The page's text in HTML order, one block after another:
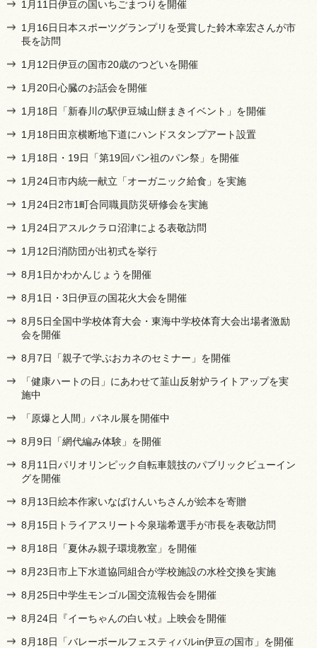
1月11日伊豆の国いちごまつりを開催
1月16日日本スポーツグランプリを受賞した鈴木幸宏さんが市
長を訪問
1月12日伊豆の国市20歳のつどいを開催
1月20日心臓のお話会を開催
1月18日「新春川の駅伊豆城山餅まきイベント」を開催
1月18日田京横断地下道にハンドスタンプアート設置
1月18日・19日「第19回パン祖のパン祭」を開催
1月24日市内統一献立「オーガニック給食」を実施
1月24日2市1町合同職員防災研修会を実施
1月24日アスルクラロ沼津による表敬訪問
1月12日消防団が出初式を挙行
8月1日かわかんじょうを開催
8月1日・3日伊豆の国花火大会を開催
8月5日全国中学校体育大会・東海中学校体育大会出場者激励
会を開催
8月7日「親子で学ぶおカネのセミナー」を開催
「健康ハートの日」にあわせて韮山反射炉ライトアップを実
施中
「原爆と人間」パネル展を開催中
8月9日「網代編み体験」を開催
8月11日パリオリンピック自転車競技のパブリックビューイン
グを開催
8月13日絵本作家いなばけんいちさんが絵本を寄贈
8月15日トライアスリート今泉瑞希選手が市長を表敬訪問
8月18日「夏休み親子環境教室」を開催
8月23日市上下水道協同組合が学校施設の水栓交換を実施
8月25日中学生モンゴル国交流報告会を開催
8月24日『イーちゃんの白い杖』上映会を開催
8月18日「バレーボールフェスティバルin伊豆の国市」を開催